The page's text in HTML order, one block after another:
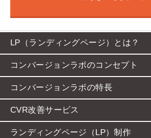
LP（ランディングページ）とは？
コンバージョンラボのコンセプト
コンバージョンラボの特長
CVR改善サービス
ランディングページ（LP）制作